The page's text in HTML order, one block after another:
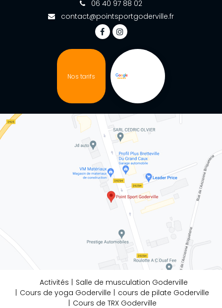
06 40 97 88 02
contact@pointsportgoderville.fr
Nos tarifs
Activités
Salle de musculation Goderville
Cours de yoga Goderville
cours de pilate Goderville
Cours de TRX Goderville